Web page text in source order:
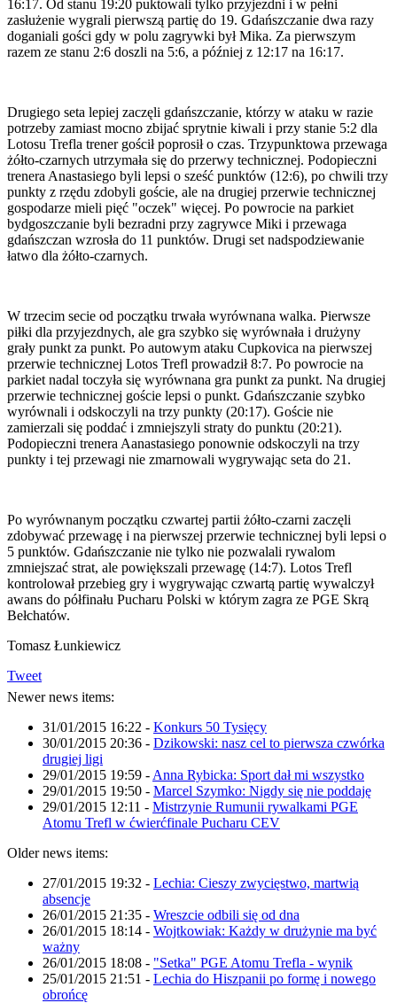
16:17. Od stanu 19:20 puktowali tylko przyjezdni i w pełni
zasłużenie wygrali pierwszą partię do 19. Gdańszczanie dwa razy
doganiali gości gdy w polu zagrywki był Mika. Za pierwszym
razem ze stanu 2:6 doszli na 5:6, a później z 12:17 na 16:17.
Drugiego seta lepiej zaczęli gdańszczanie, którzy w ataku w razie
potrzeby zamiast mocno zbijać sprytnie kiwali i przy stanie 5:2 dla
Lotosu Trefla trener gościł poprosił o czas. Trzypunktowa przewaga
żółto-czarnych utrzymała się do przerwy technicznej. Podopieczni
trenera Anastasiego byli lepsi o sześć punktów (12:6), po chwili trzy
punkty z rzędu zdobyli goście, ale na drugiej przerwie technicznej
gospodarze mieli pięć "oczek" więcej. Po powrocie na parkiet
bydgoszczanie byli bezradni przy zagrywce Miki i przewaga
gdańszczan wzrosła do 11 punktów. Drugi set nadspodziewanie
łatwo dla żółto-czarnych.
W trzecim secie od początku trwała wyrównana walka. Pierwsze
piłki dla przyjezdnych, ale gra szybko się wyrównała i drużyny
grały punkt za punkt. Po autowym ataku Cupkovica na pierwszej
przerwie technicznej Lotos Trefl prowadził 8:7. Po powrocie na
parkiet nadal toczyła się wyrównana gra punkt za punkt. Na drugiej
przerwie technicznej goście lepsi o punkt. Gdańszczanie szybko
wyrównali i odskoczyli na trzy punkty (20:17). Goście nie
zamierzali się poddać i zmniejszyli straty do punktu (20:21).
Podopieczni trenera Aanastasiego ponownie odskoczyli na trzy
punkty i tej przewagi nie zmarnowali wygrywając seta do 21.
Po wyrównanym początku czwartej partii żółto-czarni zaczęli
zdobywać przewagę i na pierwszej przerwie technicznej byli lepsi o
5 punktów. Gdańszczanie nie tylko nie pozwalali rywalom
zmniejszać strat, ale powiększali przewagę (14:7). Lotos Trefl
kontrolował przebieg gry i wygrywając czwartą partię wywalczył
awans do półfinału Pucharu Polski w którym zagra ze PGE Skrą
Bełchatów.
Tomasz Łunkiewicz
Tweet
Newer news items:
31/01/2015 16:22 - Konkurs 50 Tysięcy
30/01/2015 20:36 - Dzikowski: nasz cel to pierwsza czwórka
drugiej ligi
29/01/2015 19:59 - Anna Rybicka: Sport dał mi wszystko
29/01/2015 19:50 - Marcel Szymko: Nigdy się nie poddaję
29/01/2015 12:11 - Mistrzynie Rumunii rywalkami PGE
Atomu Trefl w ćwierćfinale Pucharu CEV
Older news items:
27/01/2015 19:32 - Lechia: Cieszy zwycięstwo, martwią
absencje
26/01/2015 21:35 - Wreszcie odbili się od dna
26/01/2015 18:14 - Wojtkowiak: Każdy w drużynie ma być
ważny
26/01/2015 18:08 - "Setka" PGE Atomu Trefla - wynik
25/01/2015 21:51 - Lechia do Hiszpanii po formę i nowego
obrońcę